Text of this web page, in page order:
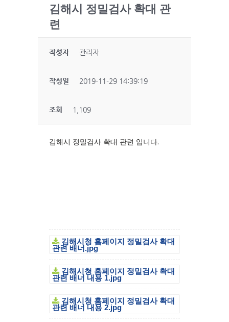
김해시 정밀검사 확대 관
련
작성자 관리자
작성일 2019-11-29 14:39:19
조회 1,109
김해시 정밀검사 확대 관련 입니다.
김해시청 홈페이지 정밀검사 확대
관련 배너.jpg
김해시청 홈페이지 정밀검사 확대
관련 배너 내용 1.jpg
김해시청 홈페이지 정밀검사 확대
관련 배너 내용 2.jpg